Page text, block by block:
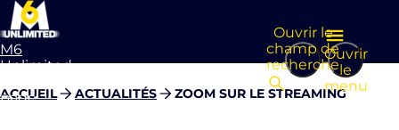
M6
Unlimited
page
Ouvrir
le
menu
Ouvrir le
champ de
recherche
ACCUEIL ACTUALITÉS ZOOM SUR LE STREAMING